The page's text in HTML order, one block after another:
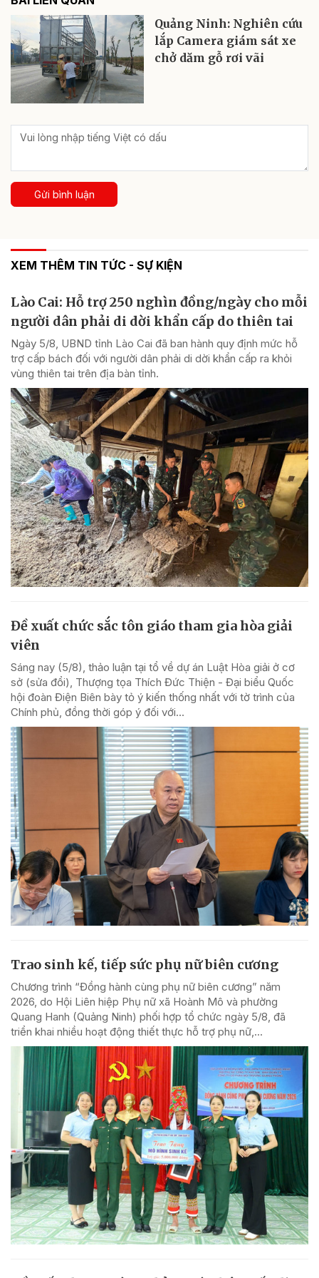
Quảng Ninh: Nghiên cứu
lắp Camera giám sát xe
chở dăm gỗ rơi vãi
Gửi bình luận
XEM THÊM TIN TỨC - SỰ KIỆN
Lào Cai: Hỗ trợ 250 nghìn đồng/ngày cho mỗi
người dân phải di dời khẩn cấp do thiên tai
Ngày 5/8, UBND tỉnh Lào Cai đã ban hành quy định mức hỗ
trợ cấp bách đối với người dân phải di dời khẩn cấp ra khỏi
vùng thiên tai trên địa bàn tỉnh.
Đề xuất chức sắc tôn giáo tham gia hòa giải
viên
Sáng nay (5/8), thảo luận tại tổ về dự án Luật Hòa giải ở cơ
sở (sửa đổi), Thượng tọa Thích Đức Thiện - Đại biểu Quốc
hội đoàn Điện Biên bày tỏ ý kiến thống nhất với tờ trình của
Chính phủ, đồng thời góp ý đối với...
Trao sinh kế, tiếp sức phụ nữ biên cương
Chương trình “Đồng hành cùng phụ nữ biên cương” năm
2026, do Hội Liên hiệp Phụ nữ xã Hoành Mô và phường
Quang Hanh (Quảng Ninh) phối hợp tổ chức ngày 5/8, đã
triển khai nhiều hoạt động thiết thực hỗ trợ phụ nữ,...